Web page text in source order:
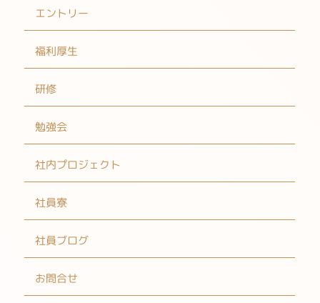
エントリー
福利厚生
研修
勉強会
社内プロジェクト
社員寮
社員ブログ
お問合せ